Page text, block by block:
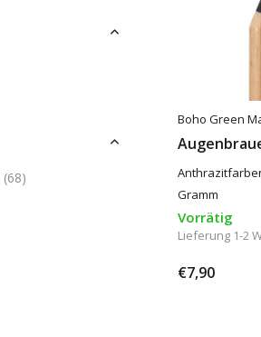
(68)
Boho Green
Gramm
Vorrätig
Lieferung 1-2
€7,90